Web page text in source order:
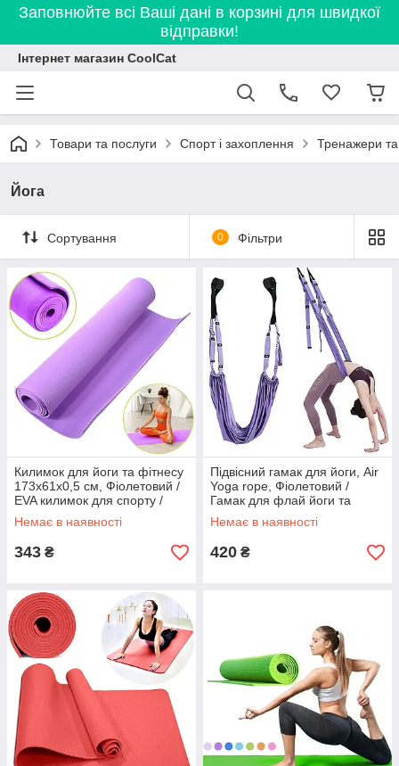
Заповнюйте всі Ваші дані в корзині для швидкої
відправки!
Інтернет магазин CoolCat
Товари та послуги Спорт і захоплення Тренажери
Йога
Сортування 0 Фільтри
Килимок для йоги та фітнесу
173х61х0,5 см, Фіолетовий /
EVA килимок для спорту /
Мат для йоги / Йогомат
Немає в наявності
343 ₴
Підвісний гамак для йоги, Air
Yoga rope, Фіолетовий /
Гамак для флай йоги та
пілатесу / Гамак-
антигравітація
Немає в наявності
420 ₴